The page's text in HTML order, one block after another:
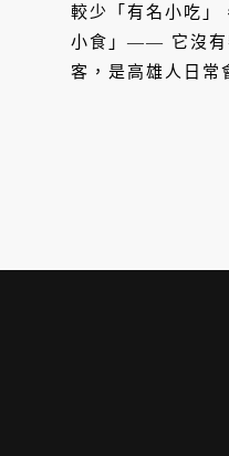
較少「有名小吃」
小食」—— 它沒有
客，是高雄人日常